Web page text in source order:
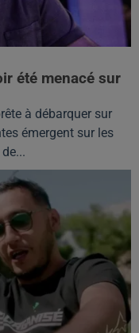
été menacé sur
à débarquer sur
émergent sur les